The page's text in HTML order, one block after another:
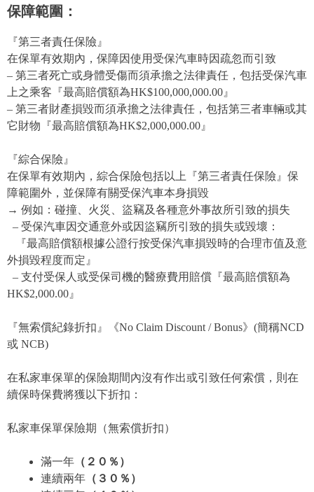
保障範圍：
『第三者責任保險』
在保單有效期內，保障因使用受保汽車時因疏忽而引致
– 第三者死亡或身體受傷而須承擔之法律責任，包括受保汽車
上之乘客『最高賠償額為HK$100,000,000.00』
– 第三者財產損毀而須承擔之法律責任，包括第三者車輛或其
它財物『最高賠償額為HK$2,000,000.00』
『綜合保險』
在保單有效期內，綜合保險包括以上『第三者責任保險』保
障範圍外，並保障有關受保汽車本身損毀
→ 例如：碰撞、火災、盜竊及各種意外事故所引致的損失
– 受保汽車因交通意外或因盜竊所引致的損失或毀壞：
『最高賠償額根據公證行按受保汽車損毀時的合理市值及意
外損毀程度而定』
– 支付受保人或受保司機的醫療費用賠償『最高賠償額為
HK$2,000.00』
『無索償紀錄折扣』《No Claim Discount / Bonus》(簡稱NCD
或 NCB)
在私家車保單的保險期間內沒有作出或引致任何索償，則在
續保時保費將獲以下折扣：
私家車保單保險期（無索償折扣）
滿一年 （２０％ ）
連續兩年 （３０％）